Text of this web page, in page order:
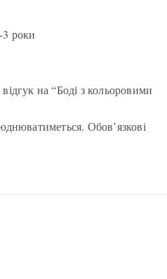
3 роки
на “Боді з кольоровими
Обов’язкові